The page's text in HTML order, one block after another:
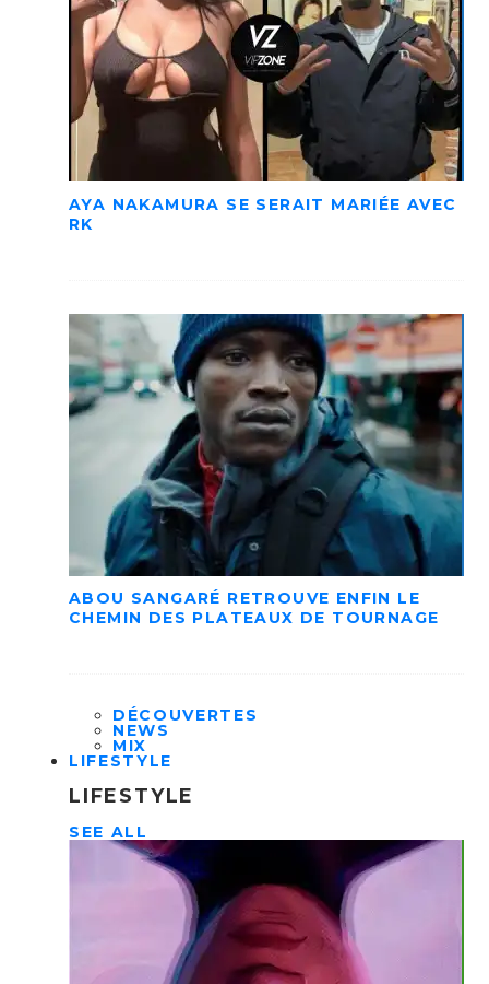
AYA NAKAMURA SE SERAIT MARIÉE AVEC
RK
ABOU SANGARÉ RETROUVE ENFIN LE
CHEMIN DES PLATEAUX DE TOURNAGE
DÉCOUVERTES
NEWS
MIX
LIFESTYLE
LIFESTYLE
SEE ALL